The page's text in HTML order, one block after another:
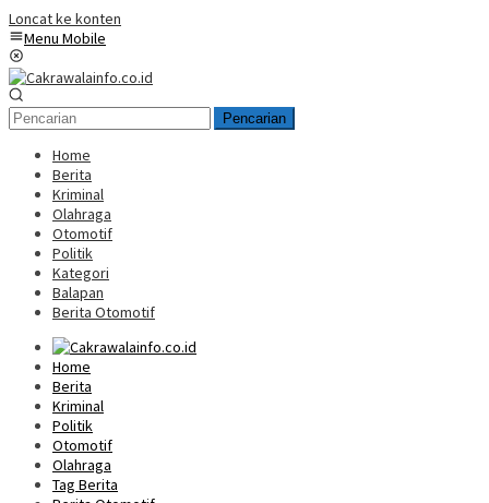
Loncat ke konten
Menu Mobile
Pencarian
Home
Berita
Kriminal
Olahraga
Otomotif
Politik
Kategori
Balapan
Berita Otomotif
Home
Berita
Kriminal
Politik
Otomotif
Olahraga
Tag Berita